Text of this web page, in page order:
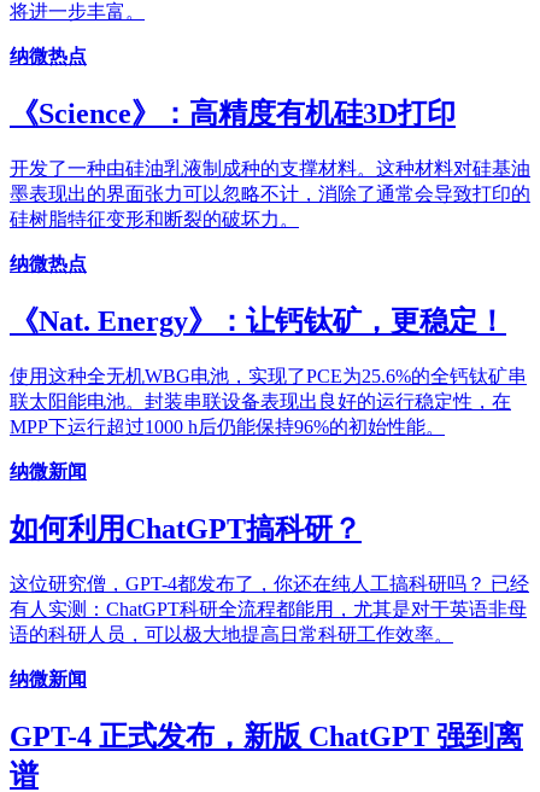
将进一步丰富。
纳微热点
《Science》：高精度有机硅3D打印
开发了一种由硅油乳液制成种的支撑材料。这种材料对硅基油
墨表现出的界面张力可以忽略不计，消除了通常会导致打印的
硅树脂特征变形和断裂的破坏力。
纳微热点
《Nat. Energy》：让钙钛矿，更稳定！
使用这种全无机WBG电池，实现了PCE为25.6%的全钙钛矿串
联太阳能电池。封装串联设备表现出良好的运行稳定性，在
MPP下运行超过1000 h后仍能保持96%的初始性能。
纳微新闻
如何利用ChatGPT搞科研？
这位研究僧，GPT-4都发布了，你还在纯人工搞科研吗？ 已经
有人实测：ChatGPT科研全流程都能用，尤其是对于英语非母
语的科研人员，可以极大地提高日常科研工作效率。
纳微新闻
GPT-4 正式发布，新版 ChatGPT 强到离
谱